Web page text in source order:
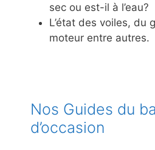
sec ou est-il à l’eau?
L’état des voiles, du
moteur entre autres.
Nos Guides du
d’occasion